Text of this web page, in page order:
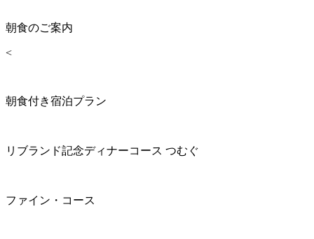
朝食のご案内
<
朝食付き宿泊プラン
リブランド記念ディナーコース つむぐ
ファイン・コース